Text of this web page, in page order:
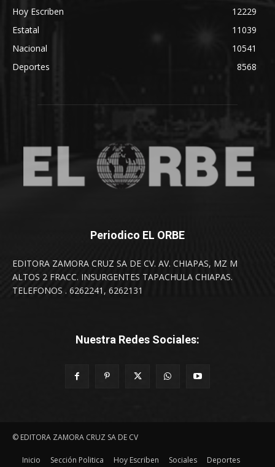
Hoy Escriben
12229
Estatal
11039
Nacional
10541
Deportes
8568
Periodico EL ORBE
EDITORA ZAMORA CRUZ SA DE CV. AV. CHIAPAS, MZ M
ALTOS 2 FRACC. INSURGENTES TAPACHULA CHIAPAS.
TELEFONOS . 6262241, 6262131
Nuestra Redes Sociales:
© EDITORA ZAMORA CRUZ SA DE CV
Inicio Sección Politica Hoy Escriben Sociales Deportes